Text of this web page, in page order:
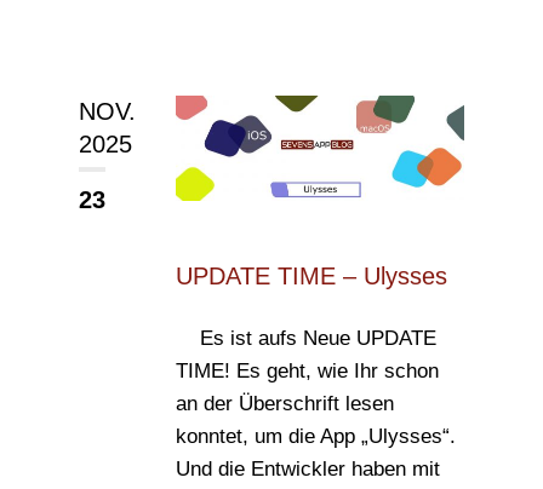
NOV.
2025
23
UPDATE TIME – Ulysses
Es ist aufs Neue UPDATE
TIME! Es geht, wie Ihr schon
an der Überschrift lesen
konntet, um die App „Ulysses“.
Und die Entwickler haben mit